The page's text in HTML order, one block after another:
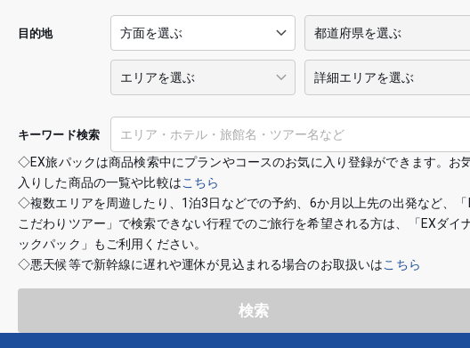
目的地
キーワード検索
◇EX旅パックは商品検索中にプランやコースのお気に入り登録ができます。お
入りした商品の一覧や比較はこちら
◇複数エリアを周遊したり、1泊3日などでの予約、6か月以上先の出発など、「
こだわりツアー」で検索できない行程でのご旅行を希望される方は、「EXダイ
ックパック」もご利用ください。
◇悪天候等で新幹線に遅れや運休が見込まれる場合のお取扱いはこちら
検索